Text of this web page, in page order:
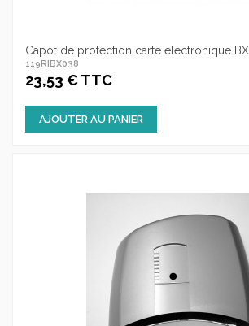
Capot de protection carte électronique
119RIBX038
23,53 € TTC
AJOUTER AU PANIER